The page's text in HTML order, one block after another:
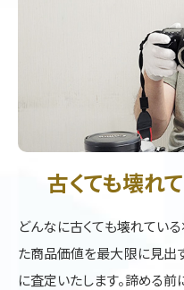
古くても壊れ
どんなに古くても壊れてい
た商品価値を最大限に見出
に査定いたします。諦める前